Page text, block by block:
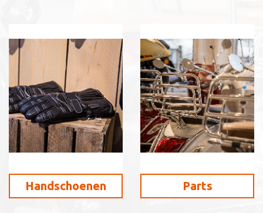
Handschoenen Parts